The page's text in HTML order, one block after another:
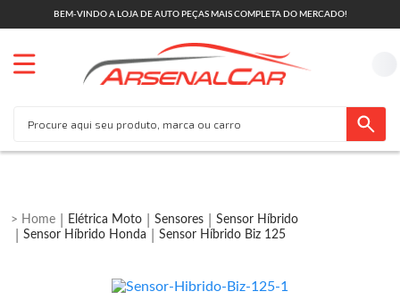
BEM-VINDO A LOJA DE AUTO PEÇAS MAIS COMPLETA DO MERCADO!
Elétrica Moto Sensores
Sensor Híbrido
Sensor Híbrido Honda
Sensor Híbrido Biz 125